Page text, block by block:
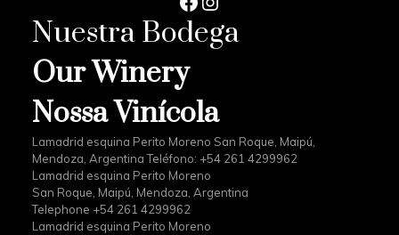
Nuestra Bodega
Our Winery
Nossa Vinícola
Lamadrid esquina Perito Moreno San Roque, Maipú,
Mendoza, Argentina Teléfono: +54 261 4299962
Lamadrid esquina Perito Moreno
San Roque, Maipú, Mendoza, Argentina
Telephone +54 261 4299962
Lamadrid esquina Perito Moreno